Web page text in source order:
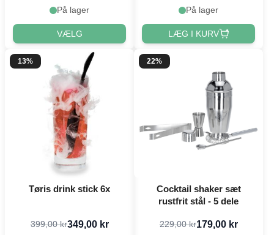
På lager
VÆLG
På lager
LÆG I KURV
13%
Tøris drink stick 6x
399,00 kr349,00 kr
22%
Cocktail shaker sæt
rustfrit stål - 5 dele
229,00 kr179,00 kr